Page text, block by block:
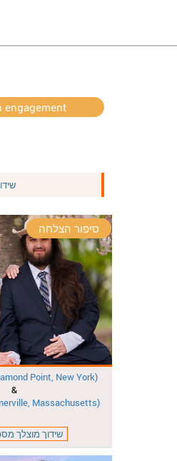
engagement
סיפור הצלחה
Point, New York)
&
Massachusetts)
שידוך מוצלך מספר